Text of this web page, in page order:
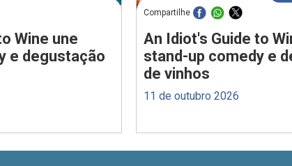
Wine une
e degustação
Compartilhe
An Idiot's Guide to
stand-up comedy e
de vinhos
11 de outubro 2026